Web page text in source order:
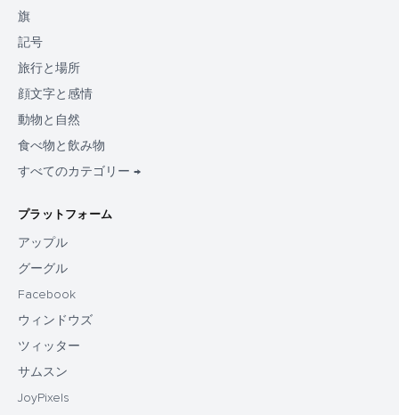
旗
記号
旅行と場所
顔文字と感情
動物と自然
食べ物と飲み物
すべてのカテゴリー →
プラットフォーム
アップル
グーグル
Facebook
ウィンドウズ
ツィッター
サムスン
JoyPixels